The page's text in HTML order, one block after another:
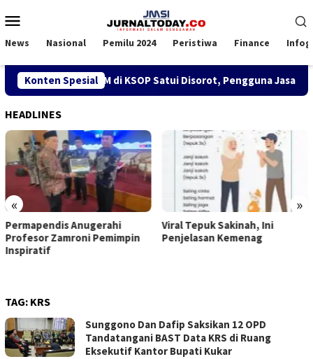
ke
Mobile
News Nasional Pemilu 2024 Peristiwa Finance
Konten Spesial
SPK TKBM di KSOP Satui Disorot, Pengguna Jasa Nilai
HEADLINES
« »
Permapendis Anugerahi
Profesor Zamroni Pemimpin
Inspiratif
Viral Tepuk Sakinah, Ini
Penjelasan Kemenag
TAG: KRS
Sunggono Dan Dafip Saksikan 12 OPD
Tandatangani BAST Data KRS di Ruang
Eksekutif Kantor Bupati Kukar